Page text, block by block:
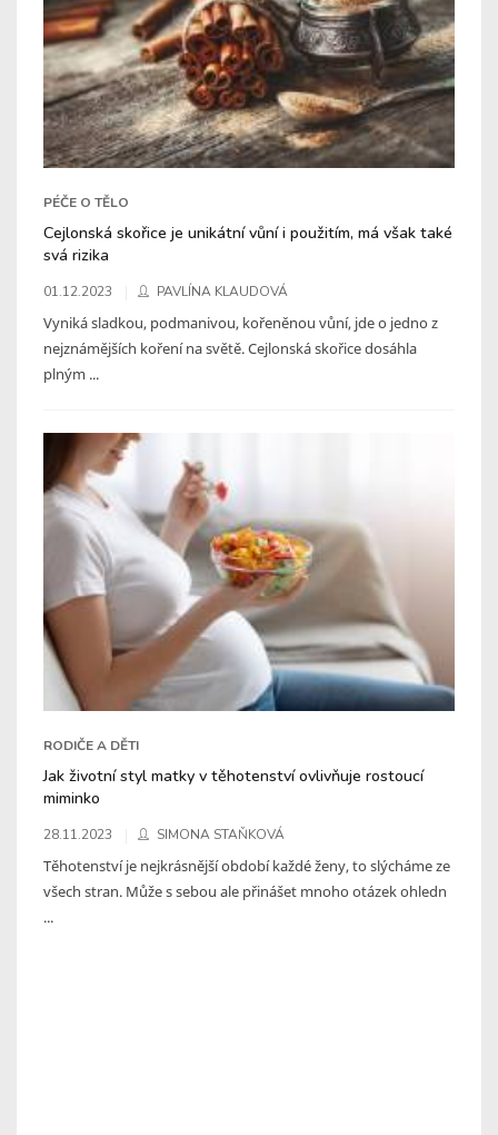
PÉČE O TĚLO
Cejlonská skořice je unikátní vůní i použitím, má však také
svá rizika
01.12.2023 PAVLÍNA KLAUDOVÁ
Vyniká sladkou, podmanivou, kořeněnou vůní, jde o jedno z
nejznámějších koření na světě. Cejlonská skořice dosáhla
plným ...
RODIČE A DĚTI
Jak životní styl matky v těhotenství ovlivňuje rostoucí
miminko
28.11.2023 SIMONA STAŇKOVÁ
Těhotenství je nejkrásnější období každé ženy, to slýcháme ze
všech stran. Může s sebou ale přinášet mnoho otázek ohledn
...